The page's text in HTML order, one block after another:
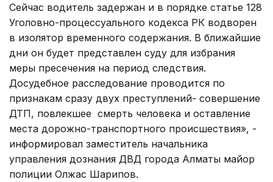
Сейчас водитель задержан и в порядке статье 128
Уголовно-процессуального кодекса РК водворен
в изолятор временного содержания. В ближайшие
дни он будет представлен суду для избрания
меры пресечения на период следствия.
Досудебное расследование проводится по
признакам сразу двух преступлений- совершение
ДТП, повлекшее смерть человека и оставление
места дорожно-транспортного происшествия», -
информировал заместитель начальника
управления дознания ДВД города Алматы майор
полиции Олжас Шарипов.